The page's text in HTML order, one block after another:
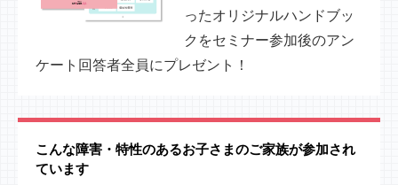
ったオリジナルハンドブッ
クをセミナー参加後のアン
ケート回答者全員にプレゼント！
こんな障害・特性のあるお子さまのご家族が参加され
ています